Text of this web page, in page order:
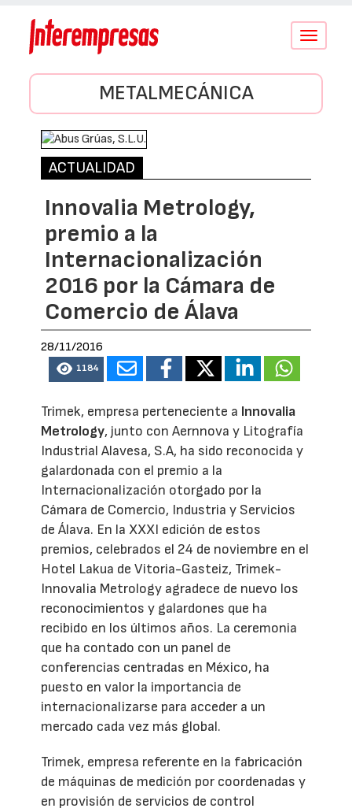
Conmutar
METALMECÁNICA
ACTUALIDAD
Innovalia Metrology,
premio a la
Internacionalización
2016 por la Cámara de
Comercio de Álava
28/11/2016
1184
Trimek, empresa perteneciente a Innovalia
Metrology, junto con Aernnova y Litografía
Industrial Alavesa, S.A, ha sido reconocida y
galardonada con el premio a la
Internacionalización otorgado por la
Cámara de Comercio, Industria y Servicios
de Álava. En la XXXI edición de estos
premios, celebrados el 24 de noviembre en el
Hotel Lakua de Vitoria-Gasteiz, Trimek-
Innovalia Metrology agradece de nuevo los
reconocimientos y galardones que ha
recibido en los últimos años. La ceremonia
que ha contado con un panel de
conferencias centradas en México, ha
puesto en valor la importancia de
internacionalizarse para acceder a un
mercado cada vez más global.
Trimek, empresa referente en la fabricación
de máquinas de medición por coordenadas y
en provisión de servicios de control